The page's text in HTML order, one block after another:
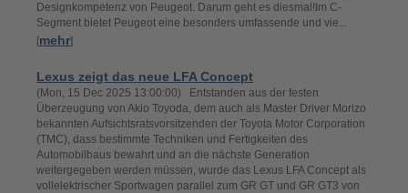
Designkompetenz von Peugeot. Darum geht es diesmal!Im C-
Segment bietet Peugeot eine besonders umfassende und vie...
[mehr]
Lexus zeigt das neue LFA Concept
(Mon, 15 Dec 2025 13:00:00) Entstanden aus der festen
Überzeugung von Akio Toyoda, dem auch als Master Driver Morizo
bekannten Aufsichtsratsvorsitzenden der Toyota Motor Corporation
(TMC), dass bestimmte Techniken und Fertigkeiten des
Automobilbaus bewahrt und an die nächste Generation
weitergegeben werden müssen, wurde das Lexus LFA Concept als
vollelektrischer Sportwagen parallel zum GR GT und GR GT3 von